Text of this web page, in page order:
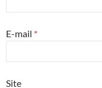
E-mail *
Site